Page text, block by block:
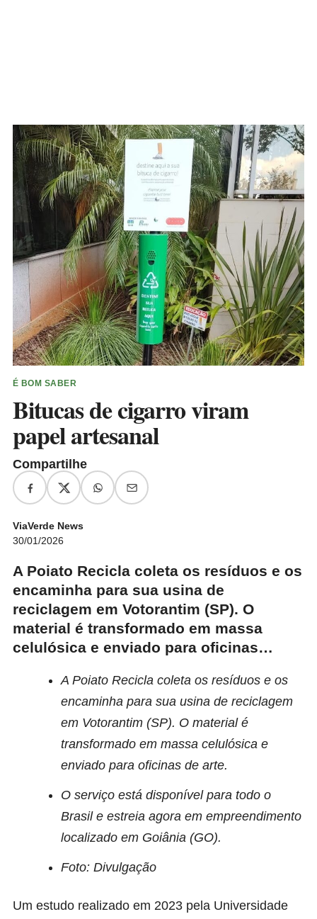
É BOM SABER
Bitucas de cigarro viram
papel artesanal
Compartilhe
ViaVerde News
30/01/2026
A Poiato Recicla coleta os resíduos e os
encaminha para sua usina de
reciclagem em Votorantim (SP). O
material é transformado em massa
celulósica e enviado para oficinas…
A Poiato Recicla coleta os resíduos e os
encaminha para sua usina de reciclagem
em Votorantim (SP). O material é
transformado em massa celulósica e
enviado para oficinas de arte.
O serviço está disponível para todo o
Brasil e estreia agora em empreendimento
localizado em Goiânia (GO).
Foto: Divulgação
Um estudo realizado em 2023 pela Universidade